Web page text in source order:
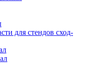
для стендов сход-